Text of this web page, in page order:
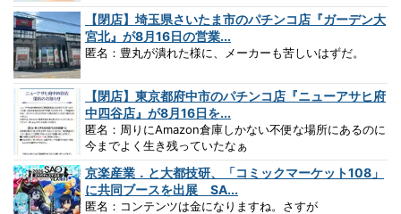
【閉店】埼玉県さいたま市のパチンコ店『ガーデン大
宮北』が8月16日の営業...
匿名：豊丸が潰れた様に、メーカーも苦しいはずだ。
【閉店】東京都府中市のパチンコ店『ニューアサヒ府
中四谷店』が8月16日を...
匿名：周りにAmazon倉庫しかない不便な場所にあるのに
今までよく生き残っていたなぁ
京楽産業．と大都技研、「コミックマーケット108」
に共同ブースを出展 SA...
匿名：コンテンツは金になりますね。さすが